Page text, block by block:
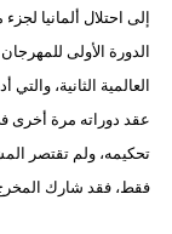
إلى احتلال ألمانيا
العالمية الثانية،
تحكيمه، ولم تقتصر
فقط، فقد شارك